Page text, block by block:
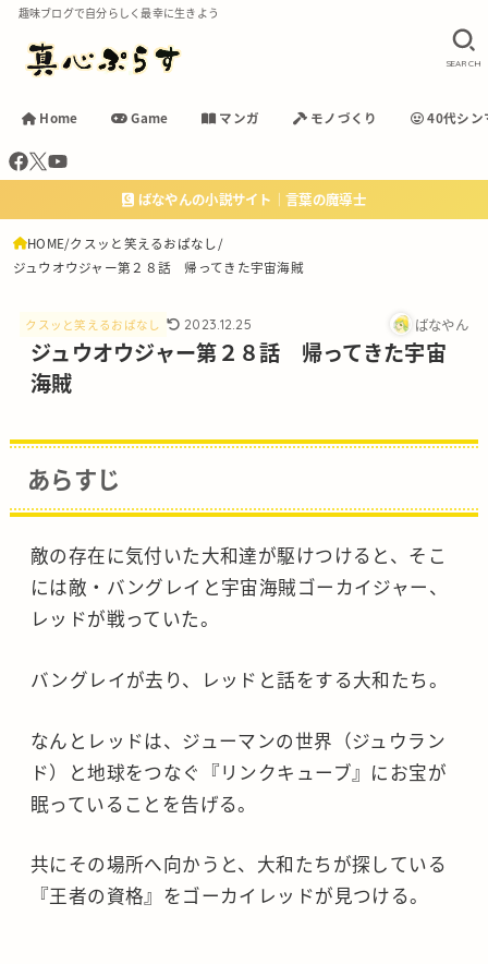
趣味ブログで自分らしく最幸に生きよう
Home Game マンガ モノづくり 40代シン
SEARCH
ばなやんの小説サイト｜言葉の魔導士
HOME クスッと笑えるおぱなし
ジュウオウジャー第２８話 帰ってきた宇宙海賊
クスッと笑えるおぱなし 2023.12.25 ばなやん
ジュウオウジャー第２８話 帰ってきた宇宙
海賊
あらすじ
敵の存在に気付いた大和達が駆けつけると、そこ
には敵・バングレイと宇宙海賊ゴーカイジャー、
レッドが戦っていた。
バングレイが去り、レッドと話をする大和たち。
なんとレッドは、ジューマンの世界（ジュウラン
ド）と地球をつなぐ『リンクキューブ』にお宝が
眠っていることを告げる。
共にその場所へ向かうと、大和たちが探している
『王者の資格』をゴーカイレッドが見つける。